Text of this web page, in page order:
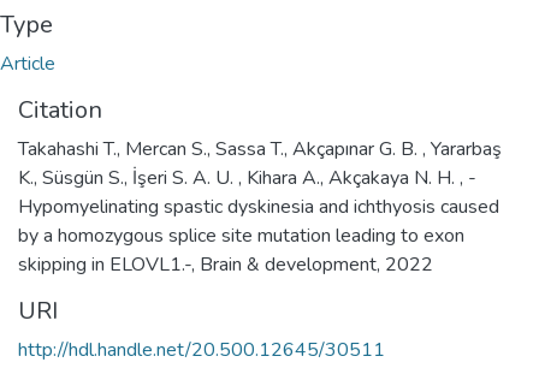
Type
Article
Citation
Takahashi T., Mercan S., Sassa T., Akçapınar G. B. , Yararbaş
K., Süsgün S., İşeri S. A. U. , Kihara A., Akçakaya N. H. , -
Hypomyelinating spastic dyskinesia and ichthyosis caused
by a homozygous splice site mutation leading to exon
skipping in ELOVL1.-, Brain & development, 2022
URI
http://hdl.handle.net/20.500.12645/30511